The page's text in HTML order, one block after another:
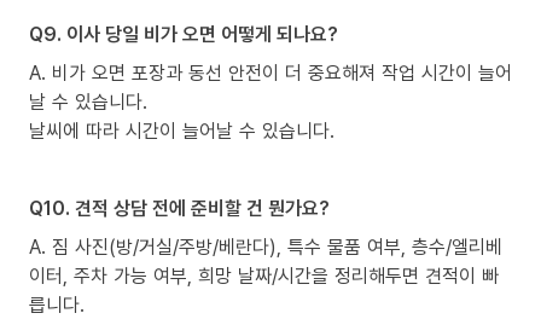
Q9. 이사 당일 비가 오면 어떻게 되나요?
A. 비가 오면 포장과 동선 안전이 더 중요해져 작업 시간이 늘어
날 수 있습니다.
날씨에 따라 시간이 늘어날 수 있습니다.
Q10. 견적 상담 전에 준비할 건 뭔가요?
A. 짐 사진(방/거실/주방/베란다), 특수 물품 여부, 층수/엘리베
이터, 주차 가능 여부, 희망 날짜/시간을 정리해두면 견적이 빠
릅니다.